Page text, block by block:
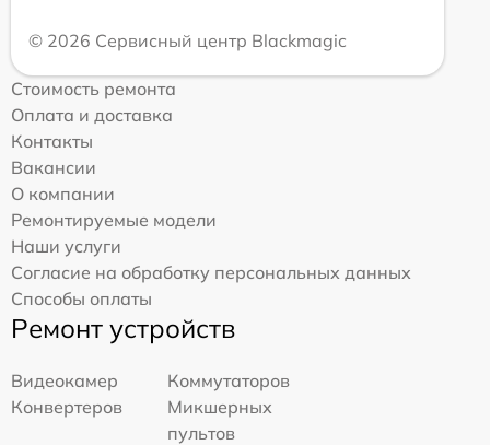
© 2026 Сервисный центр Blackmagic
Стоимость ремонта
Оплата и доставка
Контакты
Вакансии
О компании
Ремонтируемые модели
Наши услуги
Согласие на обработку персональных данных
Способы оплаты
Ремонт устройств
Видеокамер
Коммутаторов
Конвертеров
Микшерных
пультов